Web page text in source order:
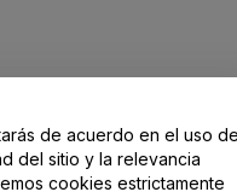
de acuerdo en el uso
del sitio y la relevancia
cookies estrictamente